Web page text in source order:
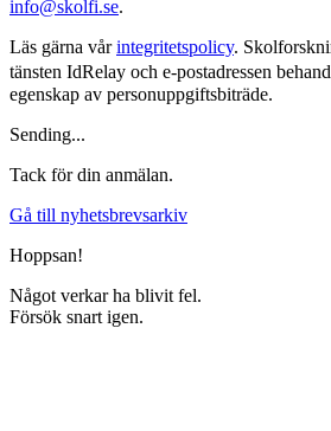
info@skolfi.se.
Läs gärna vårintegritetspolicy.
tänsten IdRelay och e-postadressen
egenskap av personuppgiftsbiträde.
Sending...
Tack för din anmälan.
Gå till nyhetsbrevsarkiv
Hoppsan!
Något verkar ha blivit fel.
Försök snart igen.